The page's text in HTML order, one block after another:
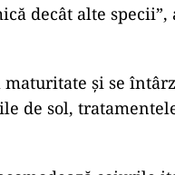
decât alte specii”,
şi se
de sol,